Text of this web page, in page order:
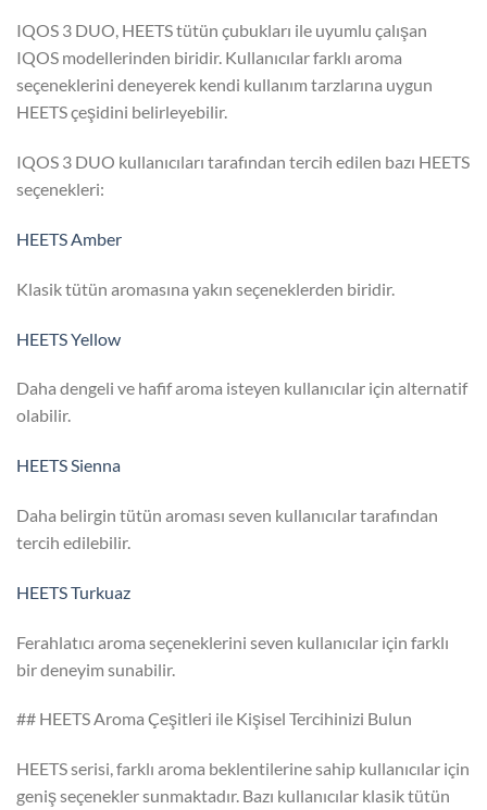
IQOS 3 DUO, HEETS tütün çubukları ile uyumlu çalışan
IQOS modellerinden biridir. Kullanıcılar farklı aroma
seçeneklerini deneyerek kendi kullanım tarzlarına uygun
HEETS çeşidini belirleyebilir.
IQOS 3 DUO kullanıcıları tarafından tercih edilen bazı HEETS
seçenekleri:
HEETS Amber
Klasik tütün aromasına yakın seçeneklerden biridir.
HEETS Yellow
Daha dengeli ve hafif aroma isteyen kullanıcılar için alternatif
olabilir.
HEETS Sienna
Daha belirgin tütün aroması seven kullanıcılar tarafından
tercih edilebilir.
HEETS Turkuaz
Ferahlatıcı aroma seçeneklerini seven kullanıcılar için farklı
bir deneyim sunabilir.
## HEETS Aroma Çeşitleri ile Kişisel Tercihinizi Bulun
HEETS serisi, farklı aroma beklentilerine sahip kullanıcılar için
geniş seçenekler sunmaktadır. Bazı kullanıcılar klasik tütün